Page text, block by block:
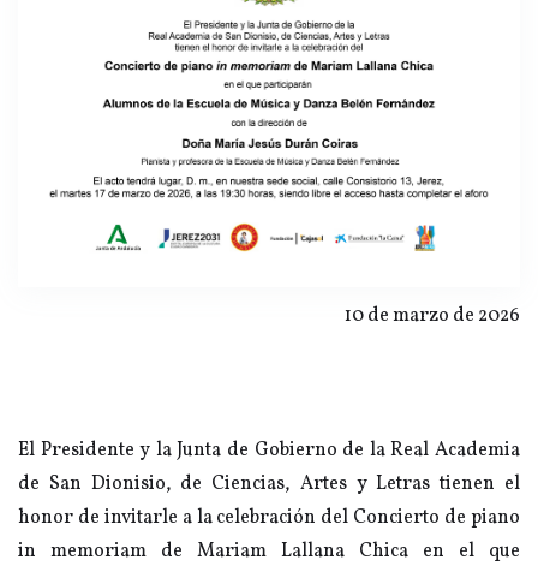
10 de marzo de 2026
El Presidente y la Junta de Gobierno de la Real Academia
de San Dionisio, de Ciencias, Artes y Letras tienen el
honor de invitarle a la celebración del Concierto de piano
in memoriam de Mariam Lallana Chica en el que